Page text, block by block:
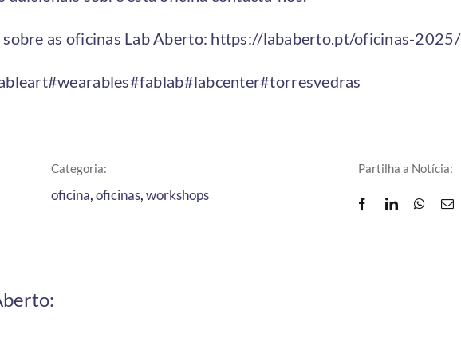
as oficinas Lab Aberto: https://lababerto.pt/oficinas-2025/
#wearables#fablab#labcenter#torresvedras
Categoria:
oficina,oficinas,workshops
Partilha a Notícia: